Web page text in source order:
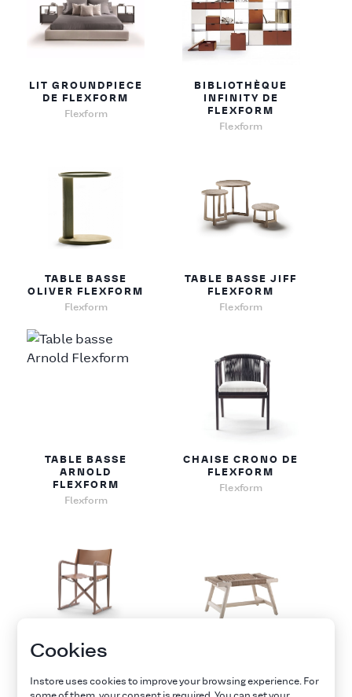
LIT GROUNDPIECE
DE FLEXFORM
Flexform
BIBLIOTHÈQUE
INFINITY DE
FLEXFORM
Flexform
TABLE BASSE
OLIVER FLEXFORM
Flexform
TABLE BASSE JIFF
FLEXFORM
Flexform
TABLE BASSE
ARNOLD
FLEXFORM
Flexform
CHAISE CRONO DE
FLEXFORM
Flexform
CHAISE LUCHINO
Flexform
Flexform
Cookies
Instore uses cookies to improve your browsing experience. For